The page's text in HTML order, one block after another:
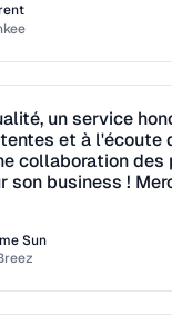
un service
et à l'écoute
collaboration des
son business !
Sun